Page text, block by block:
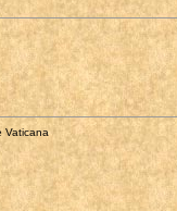
Vaticana